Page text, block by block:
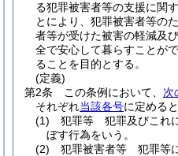
る犯罪被害者等の支援に関
とにより、犯罪被害者等の
者等が受けた被害の軽減及
全で安心して暮らすことが
ることを目的とする。
(定義)
第2条
この条例において、 次
それぞれ当該各号に定める
(1)
犯罪等 犯罪及びこれ
ぼす行為をいう。
(2)
犯罪被害者等 犯罪等